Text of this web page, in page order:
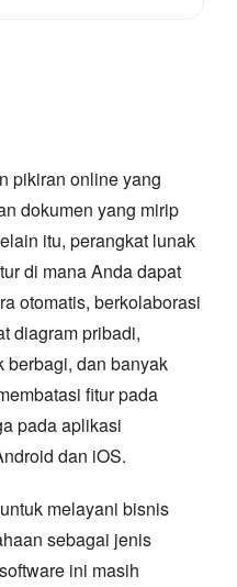
pikiran online yang
dokumen yang mirip
itu, perangkat lunak
di mana Anda dapat
otomatis, berkolaborasi
diagram pribadi,
berbagi, dan banyak
fitur pada
pada aplikasi
dan iOS.
melayani bisnis
sebagai jenis
ini masih